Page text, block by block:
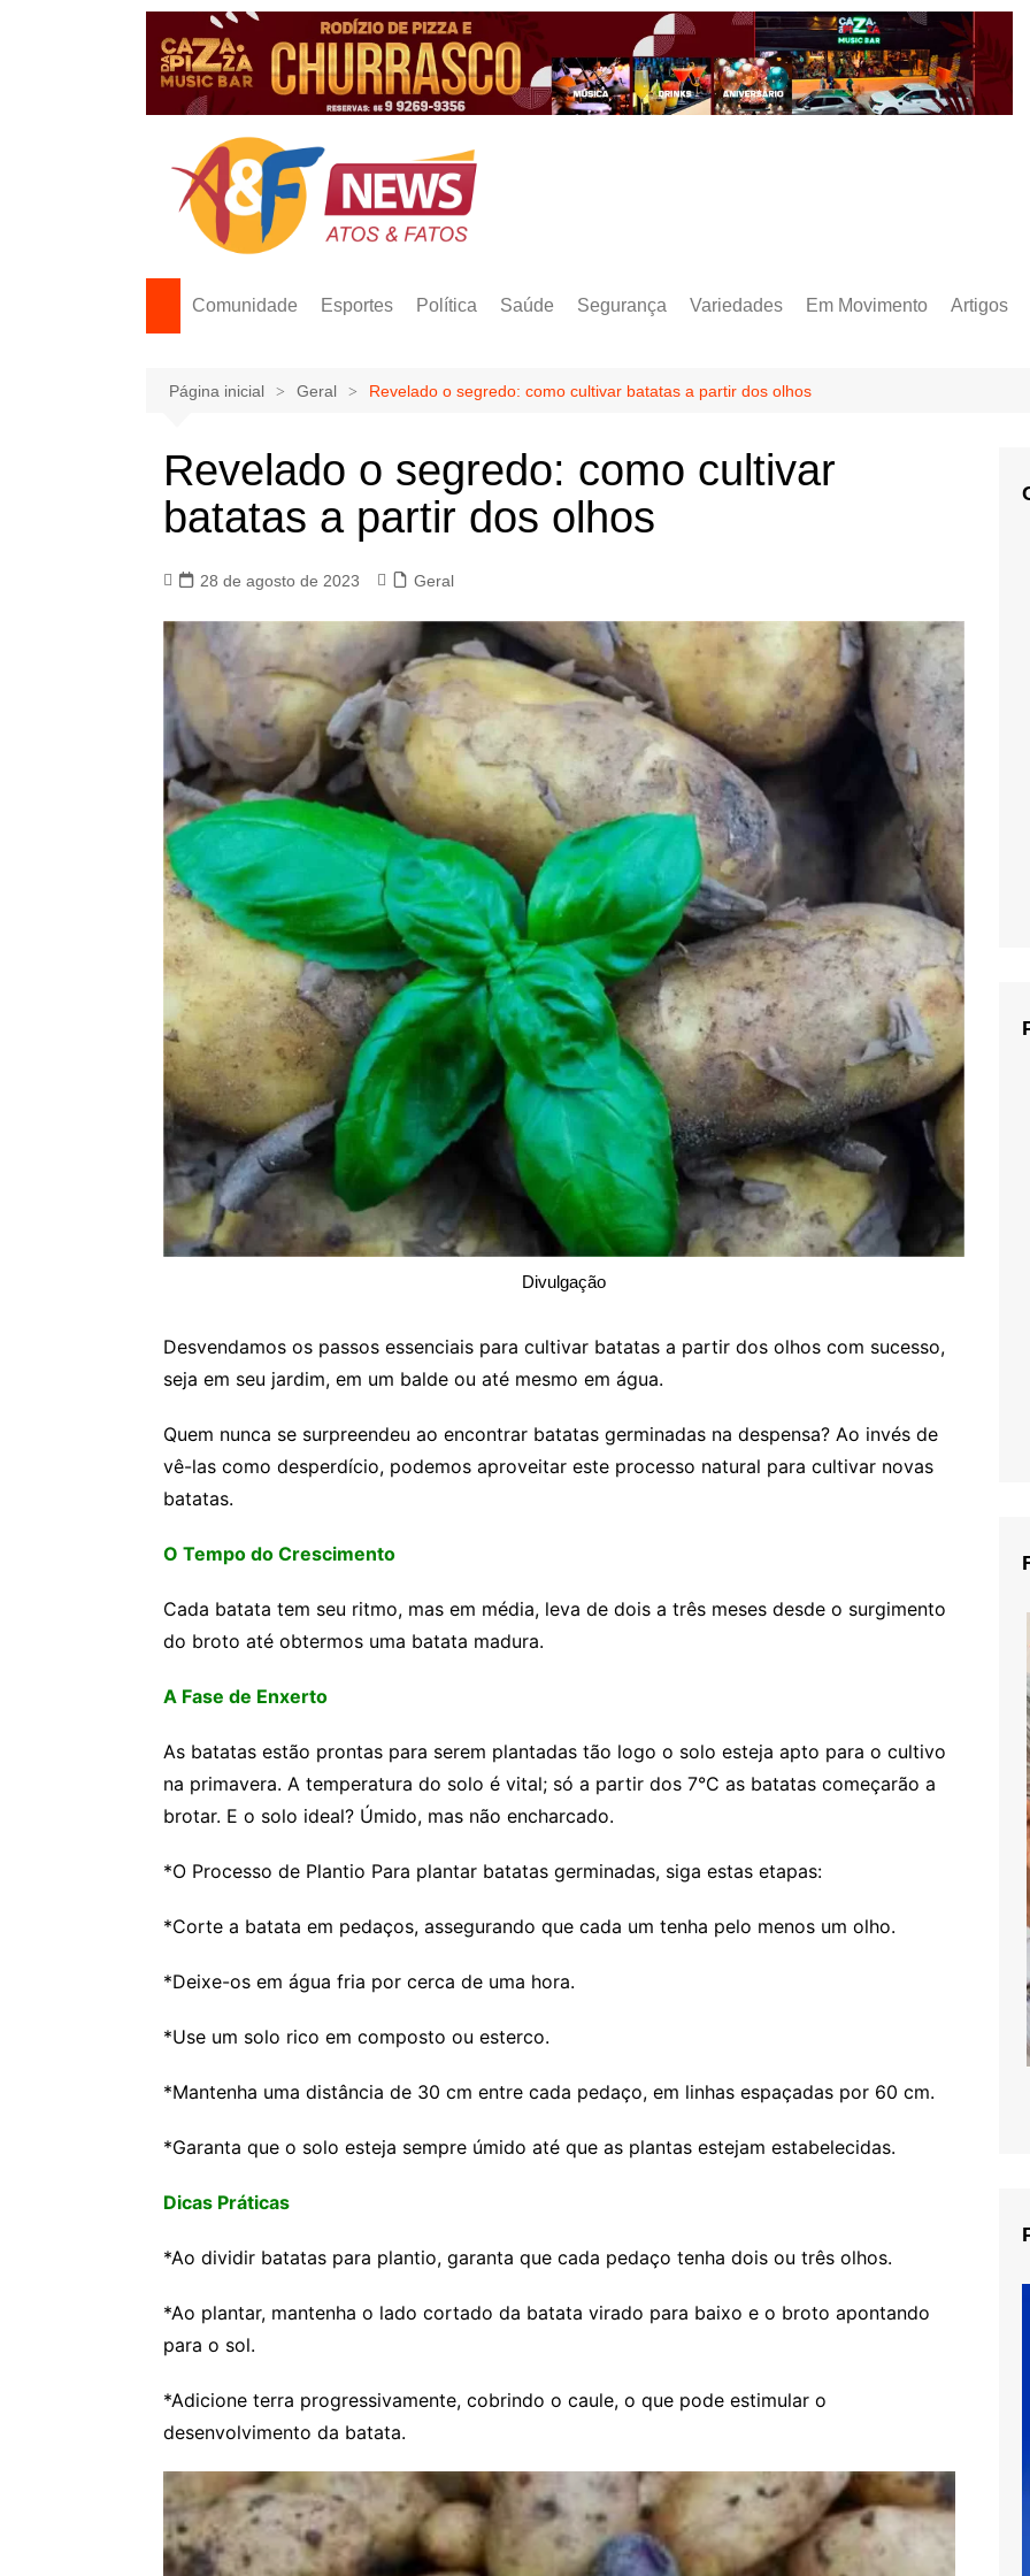
Comunidade Esportes Política Saúde Segurança Variedades Em Movimento Artigos
Página inicial Geral Revelado o segredo: como cultivar batatas a partir dos olhos
Revelado o segredo: como cultivar
batatas a partir dos olhos
28 de agosto de 2023 Geral
Divulgação
Desvendamos os passos essenciais para cultivar batatas a partir dos olhos com sucesso,
seja em seu jardim, em um balde ou até mesmo em água.
Quem nunca se surpreendeu ao encontrar batatas germinadas na despensa? Ao invés de
vê-las como desperdício, podemos aproveitar este processo natural para cultivar novas
batatas.
O Tempo do Crescimento
Cada batata tem seu ritmo, mas em média, leva de dois a três meses desde o surgimento
do broto até obtermos uma batata madura.
A Fase de Enxerto
As batatas estão prontas para serem plantadas tão logo o solo esteja apto para o cultivo
na primavera. A temperatura do solo é vital; só a partir dos 7°C as batatas começarão a
brotar. E o solo ideal? Úmido, mas não encharcado.
*O Processo de Plantio Para plantar batatas germinadas, siga estas etapas:
*Corte a batata em pedaços, assegurando que cada um tenha pelo menos um olho.
*Deixe-os em água fria por cerca de uma hora.
*Use um solo rico em composto ou esterco.
*Mantenha uma distância de 30 cm entre cada pedaço, em linhas espaçadas por 60 cm.
*Garanta que o solo esteja sempre úmido até que as plantas estejam estabelecidas.
Dicas Práticas
*Ao dividir batatas para plantio, garanta que cada pedaço tenha dois ou três olhos.
*Ao plantar, mantenha o lado cortado da batata virado para baixo e o broto apontando
para o sol.
*Adicione terra progressivamente, cobrindo o caule, o que pode estimular o
desenvolvimento da batata.